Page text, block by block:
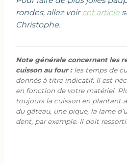
rondes, allez voircet article
Christophe.
Note générale concernant les
cuisson au four :les temps de
donnés à titre indicatif. Il est
en fonction de votre matériel.
toujours la cuisson en plantant
du gâteau, une pique, la lame
dent, par exemple. Il doit